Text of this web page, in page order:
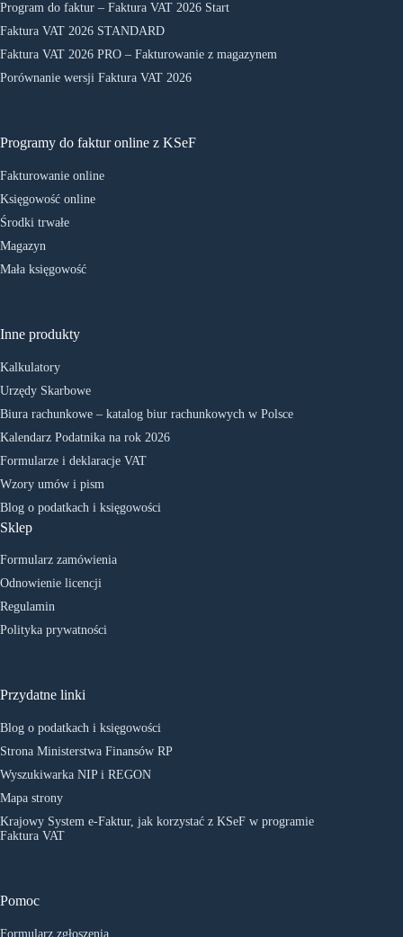
Program do faktur – Faktura VAT 2026 Start
Faktura VAT 2026 STANDARD
Faktura VAT 2026 PRO – Fakturowanie z magazynem
Porównanie wersji Faktura VAT 2026
Programy do faktur online z KSeF
Fakturowanie online
Księgowość online
Środki trwałe
Magazyn
Mała księgowość
Inne produkty
Kalkulatory
Urzędy Skarbowe
Biura rachunkowe – katalog biur rachunkowych w Polsce
Kalendarz Podatnika na rok 2026
Formularze i deklaracje VAT
Wzory umów i pism
Blog o podatkach i księgowości
Sklep
Formularz zamówienia
Odnowienie licencji
Regulamin
Polityka prywatności
Przydatne linki
Blog o podatkach i księgowości
Strona Ministerstwa Finansów RP
Wyszukiwarka NIP i REGON
Mapa strony
Krajowy System e-Faktur, jak korzystać z KSeF w programie
Faktura VAT
Pomoc
Formularz zgłoszenia